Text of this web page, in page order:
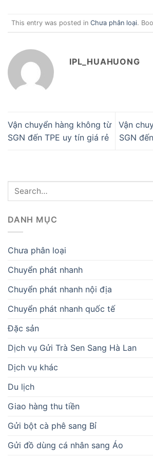
This entry was posted in Chưa phân loại.
IPL_HUAHUONG
Vận chuyển hàng không từ
SGN đến TPE uy tín giá rẻ
Vận
SGN
DANH MỤC
Chưa phân loại
Chuyển phát nhanh
Chuyển phát nhanh nội địa
Chuyển phát nhanh quốc tế
Đặc sản
Dịch vụ Gửi Trà Sen Sang Hà Lan
Dịch vụ khác
Du lịch
Giao hàng thu tiền
Gửi bột cà phê sang Bỉ
Gửi đồ dùng cá nhân sang Áo